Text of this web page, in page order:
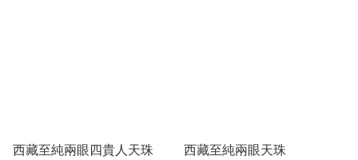
西藏至純兩眼四貴人天珠 西藏至純兩眼天珠